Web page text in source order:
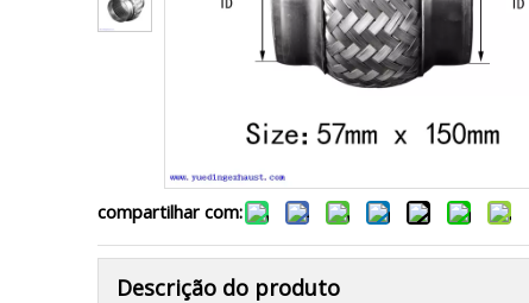
compartilhar com:
Descrição do produto